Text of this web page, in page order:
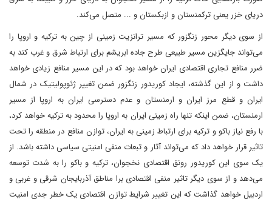
دریای خزر یعنی ترکمنستان و ازبکستان و ... متصل می‌کند.
از سوی دیگر محور زنگزور که مسیر ترانزیت زمینی از چین به ترکیه و اروپا را
می‌تواند جایگزین مسیر طبیعی طرح جاده ابریشم برای ارتباط شرق و غرب کند به
ضرر منافع تجاری اقتصادی ایران خواهد بود که در این مسیر منافع زیادی خواهد
داشت و از این گذشته، ایجاد کوریدور زنگزور ضمن تغییر ژئوپولیتیک در شمال
ایران و قطع مرز ایران و ارمنستان و عدم دسترسی ایران به اروپا از مسیر
ارمنستان، ضمن اینکه تنها راه زمینی ایران به اروپا را محدود به ترکیه خواهد کرد،
با رفع نیاز باکو و ترکیه برای ارتباط زمینی به ایران، توازن منافع در منطقه را تحت
تاثیر قرار خواهد داد که می‌تواند آثار و تبعات منفی امنیتی سیاسی داشته باشد. از
یک سوی این کوریدور رونق اقتصادی نخجوان، ترکیه و باکو را به شدت توسعه
می‌دهد و از سوی دیگر تاثیر منفی اقتصادی برا مناطق آذربایجان شرقی و غربی و
اردبیل خواهد گذاشت که این تغییر شرایط توازن اقتصادی یک خطر جدی امنیت